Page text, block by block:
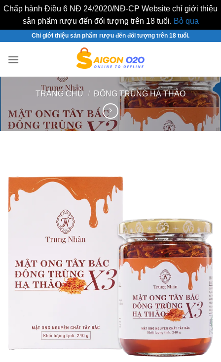
Chấp hành Điều 6 NĐ 24/2020/NĐ-CP Website chỉ giới thiệu
sản phẩm rượu đến đối tượng trên 18 tuổi. Bỏ qua
nội
Chỉ giới thiệu sản phẩm rượu đến đối tượng trên 18 tuổi.
TRANG CHỦ / ĐÔNG TRÙNG HẠ THẢO